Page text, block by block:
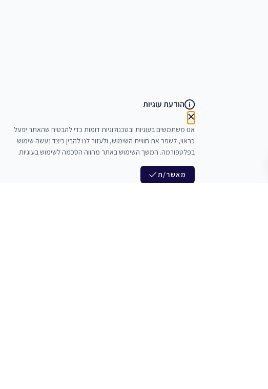
הודעת עוגיות
אנו משתמשים בעוגיות ובטכנולוגיות דומות כדי להבטיח שהאתר יפעל
כראוי, לשפר את חוויית השימוש, ולעזור לנו להבין כיצד נעשה שימוש
בפלטפורמה. המשך השימוש באתר מהווה הסכמה לשימוש בעוגיות.
מאשר/ת